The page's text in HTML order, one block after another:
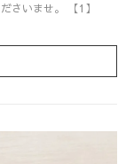
ませ。 【1】